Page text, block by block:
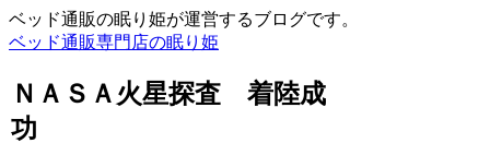
ベッド通販の眠り姫が運営するブログです。
ベッド通販専門店の眠り姫
ＮＡＳＡ火星探査 着陸成
功